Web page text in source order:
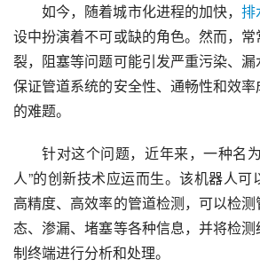
如今，随着城市化进程的加快，排
设中扮演着不可或缺的角色。然而，
裂，阻塞等问题可能引发严重污染、
保证管道系统的安全性、通畅性和效
的难题。
针对这个问题，近年来，一种名
人”的创新技术应运而生。该机器人
高精度、高效率的管道检测，可以检
态、渗漏、堵塞等各种信息，并将检
制终端进行分析和处理。